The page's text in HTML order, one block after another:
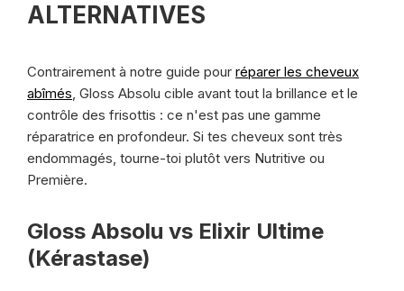
ALTERNATIVES
Contrairement à notre guide pour réparer les cheveux
abîmés, Gloss Absolu cible avant tout la brillance et le
contrôle des frisottis : ce n'est pas une gamme
réparatrice en profondeur. Si tes cheveux sont très
endommagés, tourne-toi plutôt vers Nutritive ou
Première.
Gloss Absolu vs Elixir Ultime
(Kérastase)